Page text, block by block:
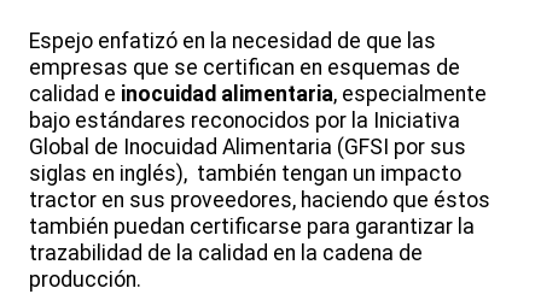
Espejo enfatizó en la necesidad de que las
empresas que se certifican en esquemas de
calidad e inocuidad alimentaria, especialmente
bajo estándares reconocidos por la Iniciativa
Global de Inocuidad Alimentaria (GFSI por sus
siglas en inglés), también tengan un impacto
tractor en sus proveedores, haciendo que éstos
también puedan certificarse para garantizar la
trazabilidad de la calidad en la cadena de
producción.